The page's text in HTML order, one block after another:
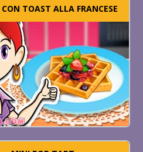
CON TOAST ALLA FRANCESE